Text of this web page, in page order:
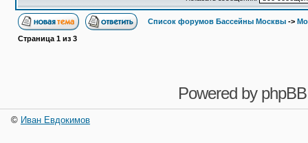
Список форумов Бассейны Москвы ->
Страница 1 из 3
Powered by phpBB
© Иван Евдокимов